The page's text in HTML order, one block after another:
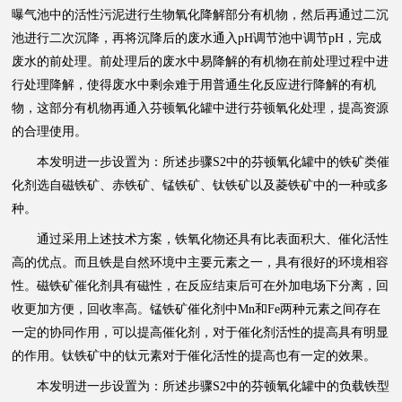
曝气池中的活性污泥进行生物氧化降解部分有机物，然后再通过二沉
池进行二次沉降，再将沉降后的废水通入pH调节池中调节pH，完成
废水的前处理。前处理后的废水中易降解的有机物在前处理过程中进
行处理降解，使得废水中剩余难于用普通生化反应进行降解的有机
物，这部分有机物再通入芬顿氧化罐中进行芬顿氧化处理，提高资源
的合理使用。
本发明进一步设置为：所述步骤S2中的芬顿氧化罐中的铁矿类催
化剂选自磁铁矿、赤铁矿、锰铁矿、钛铁矿以及菱铁矿中的一种或多
种。
通过采用上述技术方案，铁氧化物还具有比表面积大、催化活性
高的优点。而且铁是自然环境中主要元素之一，具有很好的环境相容
性。磁铁矿催化剂具有磁性，在反应结束后可在外加电场下分离，回
收更加方便，回收率高。锰铁矿催化剂中Mn和Fe两种元素之间存在
一定的协同作用，可以提高催化剂，对于催化剂活性的提高具有明显
的作用。钛铁矿中的钛元素对于催化活性的提高也有一定的效果。
本发明进一步设置为：所述步骤S2中的芬顿氧化罐中的负载铁型